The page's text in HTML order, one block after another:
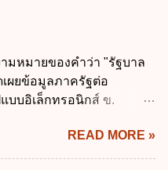
อบได้ ข้อ 4. พระราช
ะมาณ พ.ศ. 2561 บัญญัติ
3 กฎหมายว่าด้วยวินัยการ
บภาษีอากรหรือค่า
จากที่กำหนดไว้ในกฎหมาย
ยตามวัตถุประสงค์หรือเพื่อ
ามความต้องการของชุมชน
ององค์กรปกครองส่วนท้อง
มหมายของคำว่า "รัฐบาล
เผยข้อมูลภาครัฐต่อ
บบอิเล็กทรอนิกส์ ข.
ารให้บริการ การบูรณาการ
ธีการนำสัญลักษณ์ศูนย์และ
READ MORE »